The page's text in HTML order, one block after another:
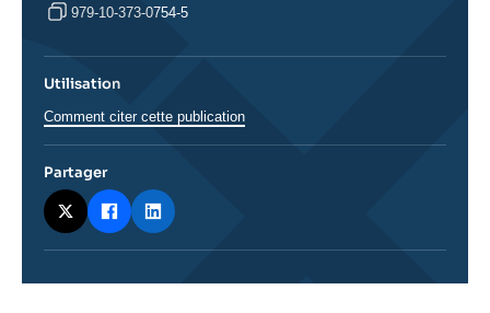
979-10-373-0754-5
Utilisation
Comment citer cette publication
Partager